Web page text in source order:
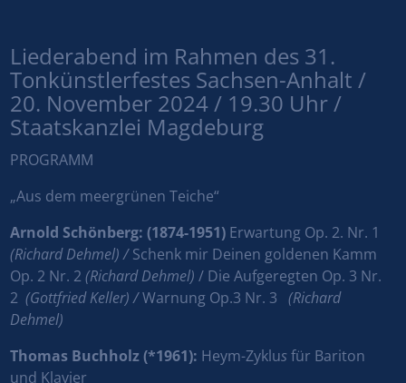
Liederabend im Rahmen des 31.
Tonkünstlerfestes Sachsen-Anhalt /
20. November 2024 / 19.30 Uhr /
Staatskanzlei Magdeburg
PROGRAMM
„Aus dem meergrünen Teiche“
Arnold Schönberg: (1874-1951) Erwartung Op. 2. Nr. 1
(Richard Dehmel) /Schenk mir Deinen goldenen Kamm
Op. 2 Nr. 2(Richard Dehmel) / Die Aufgeregten Op. 3 Nr.
2(Gottfried Keller) /Warnung Op.3 Nr. 3(Richard
Dehmel)
Thomas Buchholz (*1961): Heym-Zyklus für Bariton
und Klavier